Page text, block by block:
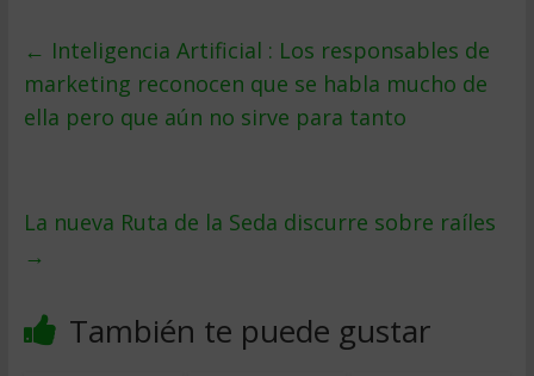
← Inteligencia Artificial : Los responsables de
marketing reconocen que se habla mucho de
ella pero que aún no sirve para tanto
La nueva Ruta de la Seda discurre sobre raíles
→
También te puede gustar